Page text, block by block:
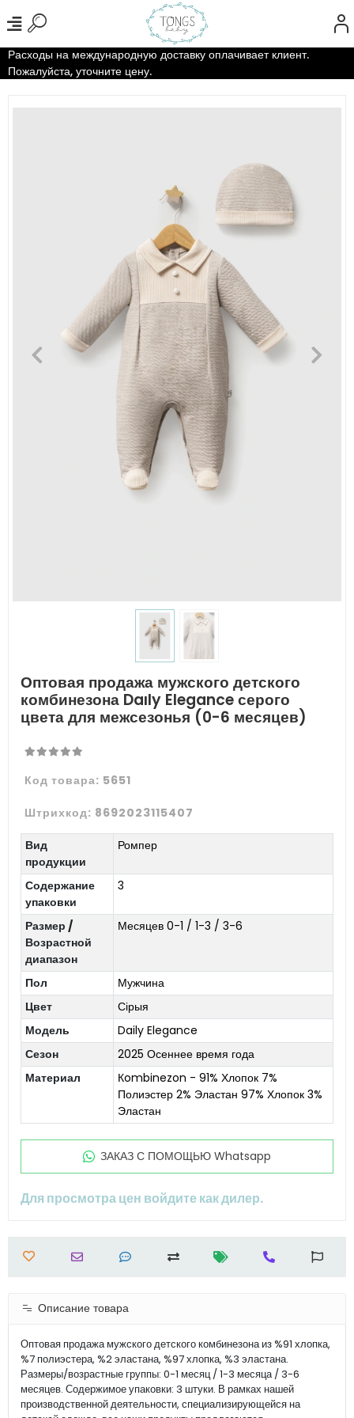
Расходы на международную доставку оплачивает клиент.
Пожалуйста, уточните цену.
Оптовая продажа мужского детского
комбинезона Daıly Elegance серого
цвета для межсезонья (0-6 месяцев)
Код товара: 5651
Штрихкод: 8692023115407
Вид
продукции
Ромпер
Содержание
упаковки
3
Размер /
Возрастной
диапазон
Месяцев 0-1 / 1-3 / 3-6
Пол
Мужчина
Цвет
Сірыя
Модель
Daily Elegance
Сезон
2025 Осеннее время года
Материал
Кombinezon - 91% Хлопок 7%
Полиэстер 2% Эластан 97% Хлопок 3%
Эластан
ЗАКАЗ С ПОМОЩЬЮ Whatsapp
Для просмотра цен войдите как дилер.
Описание товара
Оптовая продажа мужского детского комбинезона из %91 хлопка,
%7 полиэстера, %2 эластана, %97 хлопка, %3 эластана.
Размеры/возрастные группы: 0-1 месяц / 1-3 месяца / 3-6
месяцев. Содержимое упаковки: 3 штуки. В рамках нашей
производственной деятельности, специализирующейся на